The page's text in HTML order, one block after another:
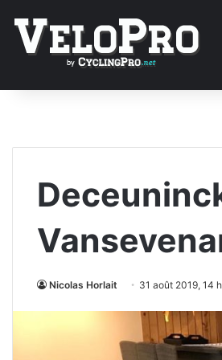
Nicolas Horlait 31 août 2019, 14